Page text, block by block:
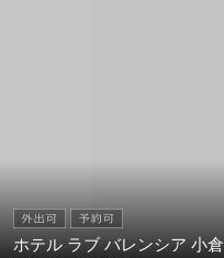
ホテル ラブ バレンシア 小倉